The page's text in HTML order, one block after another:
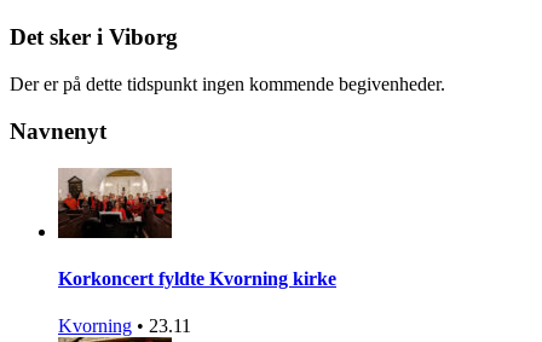
Det sker i Viborg
Der er på dette tidspunkt ingen kommende begivenheder.
Navnenyt
Korkoncert fyldte Kvorning kirke
Kvorning • 23.11